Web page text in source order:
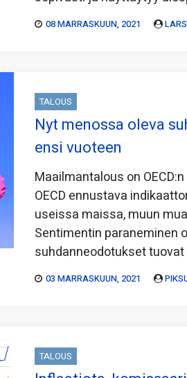
08 MARRASKUUN, 2021
TALOUS
Nyt menossa oleva
ensi vuoteen
Maailmantalous on
OECD ennustava
useissa maissa, muun
Sentimentin paraneminen
suhdanneodotukset
03 MARRASKUUN, 2021
TALOUS